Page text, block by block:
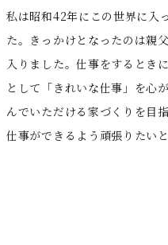
私は昭和42年にこの世界に⼊
た。きっかけとなったのは親
⼊りました。仕事をするとき
として「きれいな仕事」を⼼
んでいただける家づくりを⽬
仕事ができるよう頑張りたいと